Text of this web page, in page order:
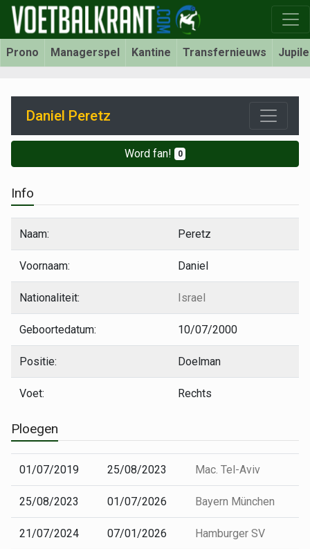
Prono Managerspel Kantine Transfernieuws
Daniel Peretz
Word fan! 0
Info
Naam: Peretz
Voornaam: Daniel
Nationaliteit: Israel
Geboortedatum: 10/07/2000
Positie: Doelman
Voet: Rechts
Ploegen
01/07/2019 25/08/2023 Mac. Tel-Aviv
25/08/2023 01/07/2026 Bayern München
21/07/2024 07/01/2026 Hamburger SV